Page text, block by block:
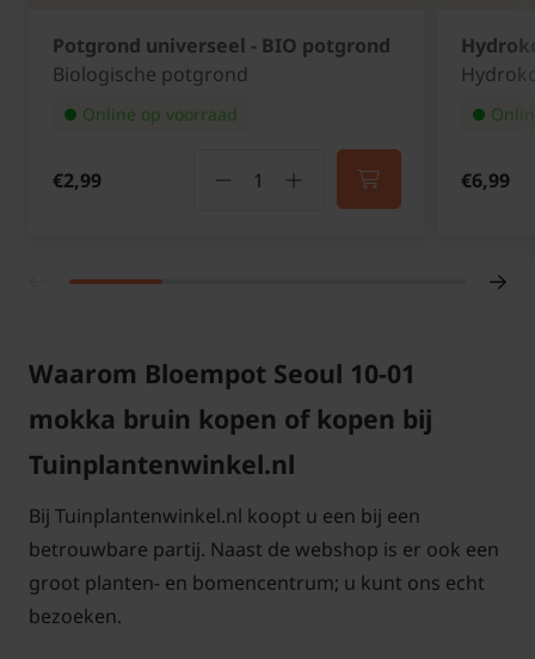
Potgrond universeel - BIO potgrond
Biologische potgrond
Online op voorraad
€2,99 €6,99
Waarom Bloempot Seoul 10-01
mokka bruin kopen of kopen bij
Tuinplantenwinkel.nl
Bij Tuinplantenwinkel.nl koopt u een bij een
betrouwbare partij. Naast de webshop is er ook een
groot planten- en bomencentrum; u kunt ons echt
bezoeken.